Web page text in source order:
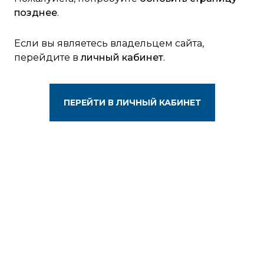
позднее.
Если вы являетесь владельцем сайта,
перейдите в личный кабинет.
ПЕРЕЙТИ В ЛИЧНЫЙ КАБИНЕТ